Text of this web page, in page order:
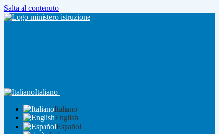
Salta al contenuto
Italiano
Italiano
English
Español